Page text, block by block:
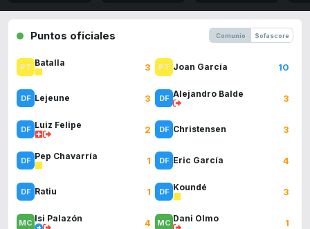
Puntos oficiales Comunio Sofascore
Batalla 3
Lejeune 3
Luiz Felipe 2
Pep Chavarría 1
Ratiu 1
Isi Palazón 4
Joan García 10
Alejandro Balde 3
Christensen 3
Eric García 4
Koundé 3
Dani Olmo 1